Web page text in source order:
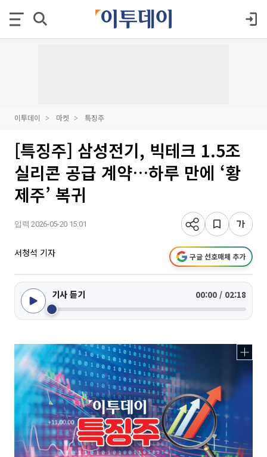
이투데이 마켓 특징주
[특징주] 삼성전기, 빅테크 1.5조
실리콘 공급 계약…하루 만에 ‘황
제주’ 복귀
입력 2026-05-20 15:01
서청석 기자 구글 선호매체 추가
기사 듣기 00:00 / 02:18